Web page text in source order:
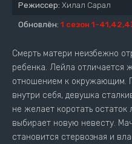
Режиссер: Хилал Сарал
Обновлён: 1 сезон 1-
Смерть матери неизбежно
ребенка. Лейла отличается
отношением к окружающим.
внутри себя, девушка
не желает коротать остаток
выбирает новую невесту.
становится стервозная и